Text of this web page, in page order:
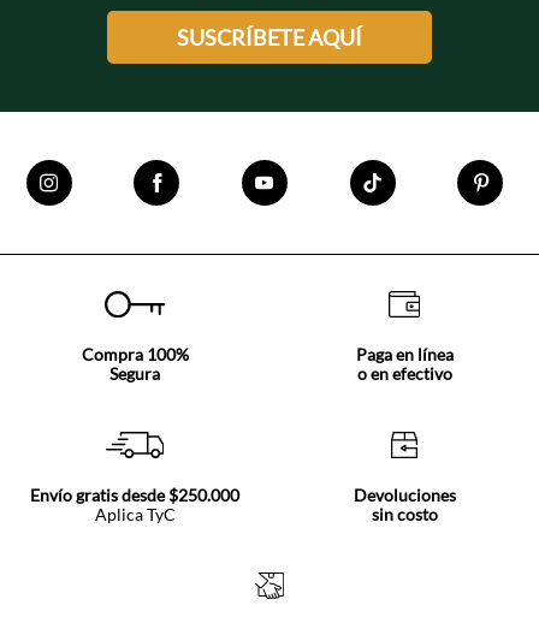
SUSCRÍBETE AQUÍ
Compra 100%
Segura
Paga en línea
o en efectivo
Envío gratis desde $250.000
Aplica TyC
Devoluciones
sin costo